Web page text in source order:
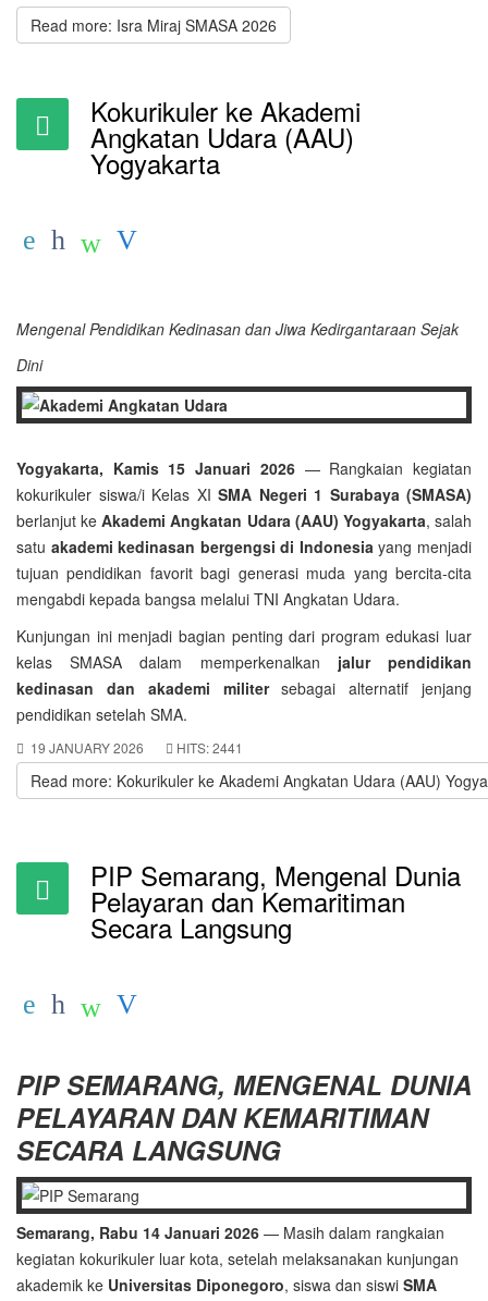
Read more: Isra Miraj SMASA 2026
Kokurikuler ke Akademi
Angkatan Udara (AAU)
Yogyakarta
Mengenal Pendidikan Kedinasan dan Jiwa Kedirgantaraan Sejak
Dini
Yogyakarta, Kamis 15 Januari 2026— Rangkaian kegiatan
kokurikuler siswa/i Kelas XI SMA Negeri 1 Surabaya (SMASA)
berlanjut keAkademi Angkatan Udara (AAU) Yogyakarta, salah
satu akademi kedinasan bergengsi di Indonesiayang menjadi
tujuan pendidikan favorit bagi generasi muda yang bercita-cita
mengabdi kepada bangsa melalui TNI Angkatan Udara.
Kunjungan ini menjadi bagian penting dari program edukasi luar
kelas SMASA dalam memperkenalkan jalur pendidikan
kedinasan dan akademi militersebagai alternatif jenjang
pendidikan setelah SMA.
19 JANUARY 2026 HITS: 2441
Read more: Kokurikuler ke Akademi Angkatan Udara (AAU)
PIP Semarang, Mengenal Dunia
Pelayaran dan Kemaritiman
Secara Langsung
PIP SEMARANG, MENGENAL DUNIA
PELAYARAN DAN KEMARITIMAN
SECARA LANGSUNG
Semarang, Rabu 14 Januari 2026 — Masih dalam rangkaian
kegiatan kokurikuler luar kota, setelah melaksanakan kunjungan
akademik ke Universitas Diponegoro, siswa dan siswi SMA